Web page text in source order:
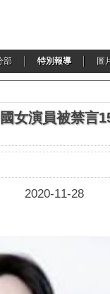
部 特別報導 圖
女演員被禁言
11-28